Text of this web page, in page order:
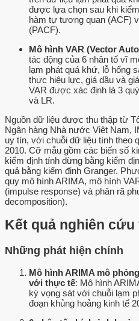
được lựa chọn sau khi
hàm tự tương quan (ACF)
(PACF).
Mô hình VAR (Vector
tác động của 6 nhân tố vĩ
lạm phát quá khứ, lỗ hổng
thực hiệu lực, giá dầu và
VAR được xác định là 3
và LR.
Nguồn dữ liệu được thu thập từ
Ngân hàng Nhà nước Việt Nam,
uy tín, với chuỗi dữ liệu tính theo
2010. Cỡ mẫu gồm các biến số
kiểm định tính dừng bằng kiểm
quả bằng kiểm định Granger.
quy mô hình ARIMA, mô hình
(impulse response) và phân rã
decomposition).
Kết quả nghiên cứu
Những phát hiện chính
Mô hình ARIMA mô
với thực tế: Mô hình
kỳ vọng sát với chuỗi lạm
đoạn khủng hoảng kinh tế